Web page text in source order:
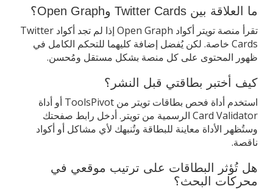
ما العلاقة بين Twitter Cards وOpen Graph؟
تقرأ منصة تويتر أكواد Open Graph إذا لم تجد أكواد Twitter
Cards خاصة. لكن يُفضل إضافة كليهما للتحكم الكامل في
ظهور المحتوى على كل منصة بشكل مستقل ومُحسن.
كيف أختبر بطاقتي قبل النشر؟
استخدم أداة فحص بطاقات تويتر من ToolsPivot أو أداة
Card Validator الرسمية من تويتر. أدخل رابط صفحتك
وستُظهر الأداة معاينة للبطاقة وتُنبهك لأي مشاكل أو أكواد
ناقصة.
هل تُؤثر البطاقات على ترتيب موقعي في
محركات البحث؟